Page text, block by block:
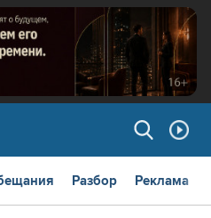
Разбор Реклама